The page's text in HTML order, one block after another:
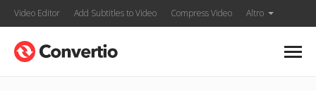
Video Editor Add Subtitles to Video Compress Video Altro